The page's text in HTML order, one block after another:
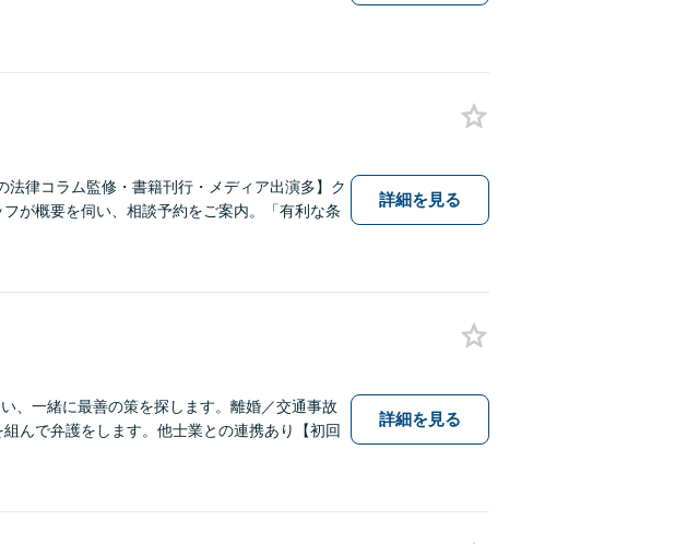
法律コラム監修・書籍刊行・メディア出演多】ク
が概要を伺い、相談予約をご案内。「有利な条
詳細を見る
、一緒に最善の策を探します。離婚／交通事故
んで弁護をします。他士業との連携あり【初回
詳細を見る